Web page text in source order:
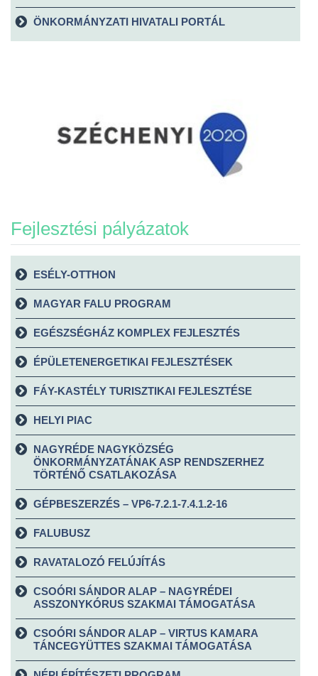
ÖNKORMÁNYZATI HIVATALI PORTÁL
Fejlesztési pályázatok
ESÉLY-OTTHON
MAGYAR FALU PROGRAM
EGÉSZSÉGHÁZ KOMPLEX FEJLESZTÉS
ÉPÜLETENERGETIKAI FEJLESZTÉSEK
FÁY-KASTÉLY TURISZTIKAI FEJLESZTÉSE
HELYI PIAC
NAGYRÉDE NAGYKÖZSÉG
ÖNKORMÁNYZATÁNAK ASP RENDSZERHEZ
TÖRTÉNŐ CSATLAKOZÁSA
GÉPBESZERZÉS – VP6-7.2.1-7.4.1.2-16
FALUBUSZ
RAVATALOZÓ FELÚJÍTÁS
CSOÓRI SÁNDOR ALAP – NAGYRÉDEI
ASSZONYKÓRUS SZAKMAI TÁMOGATÁSA
CSOÓRI SÁNDOR ALAP – VIRTUS KAMARA
TÁNCEGYÜTTES SZAKMAI TÁMOGATÁSA